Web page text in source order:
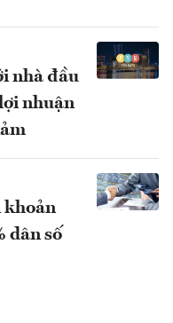
nhà đầu
nhuận
khoản
dân số